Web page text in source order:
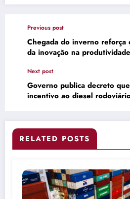
Previous post
Chegada do inverno reforça
da inovação na
Next post
Governo publica decreto
incentivo ao diesel
RELATED POSTS